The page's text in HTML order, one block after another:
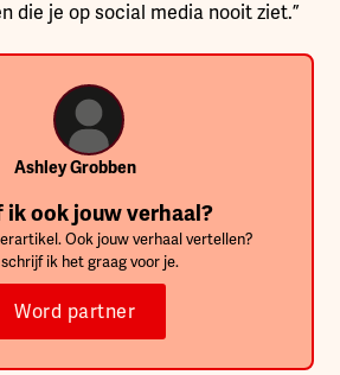
die je op social media nooit ziet.”
Ashley Grobben
ik ook jouw verhaal?
Ook jouw verhaal vertellen?
schrijf ik het graag voor je.
Word partner